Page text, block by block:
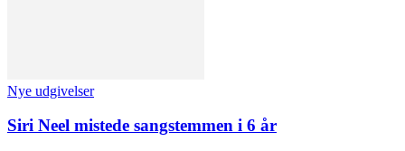
Nye udgivelser
Siri Neel mistede sangstemmen i 6 år